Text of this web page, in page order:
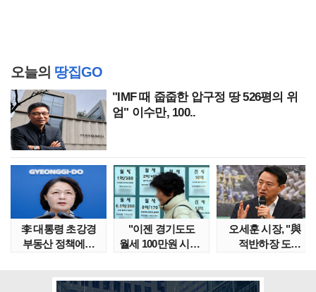
오늘의 땅집GO
"IMF 때 줍줍한 압구정 땅 526평의 위
엄" 이수만, 100..
李 대통령 초강경
부동산 정책에…
"이젠 경기도도
월세 100만원 시대"
오세훈 시장, "與
적반하장 도